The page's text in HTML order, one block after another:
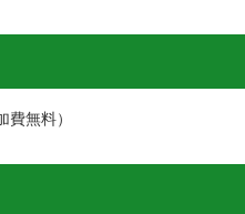
無料）